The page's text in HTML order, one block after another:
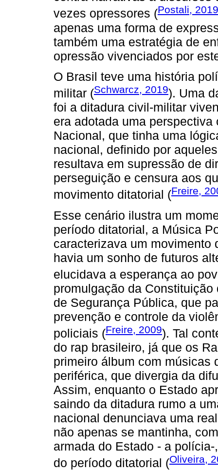
vezes opressores (Postali, 2019
apenas uma forma de
também uma estratégia de
opressão vivenciados por
O Brasil teve uma história
militar (Schwarcz, 2019). Uma
foi a ditadura civil-militar
era adotada uma
Nacional, que tinha uma
nacional, definido por
resultava em supressão de
perseguição e censura aos
movimento ditatorial (Freire,
Esse cenário ilustra um
período ditatorial, a Música
caracterizava um movimento
havia um sonho de futuros
elucidava a esperança ao
promulgação da
de Segurança Pública, que
prevenção e controle da
policiais (Freire, 2009). Tal
do rap brasileiro, já que os
primeiro álbum com músicas
periférica, que divergia da
Assim, enquanto o Estado
saindo da ditadura rumo a
nacional denunciava uma
não apenas se mantinha,
armada do Estado - a
do período ditatorial (Oliveira,